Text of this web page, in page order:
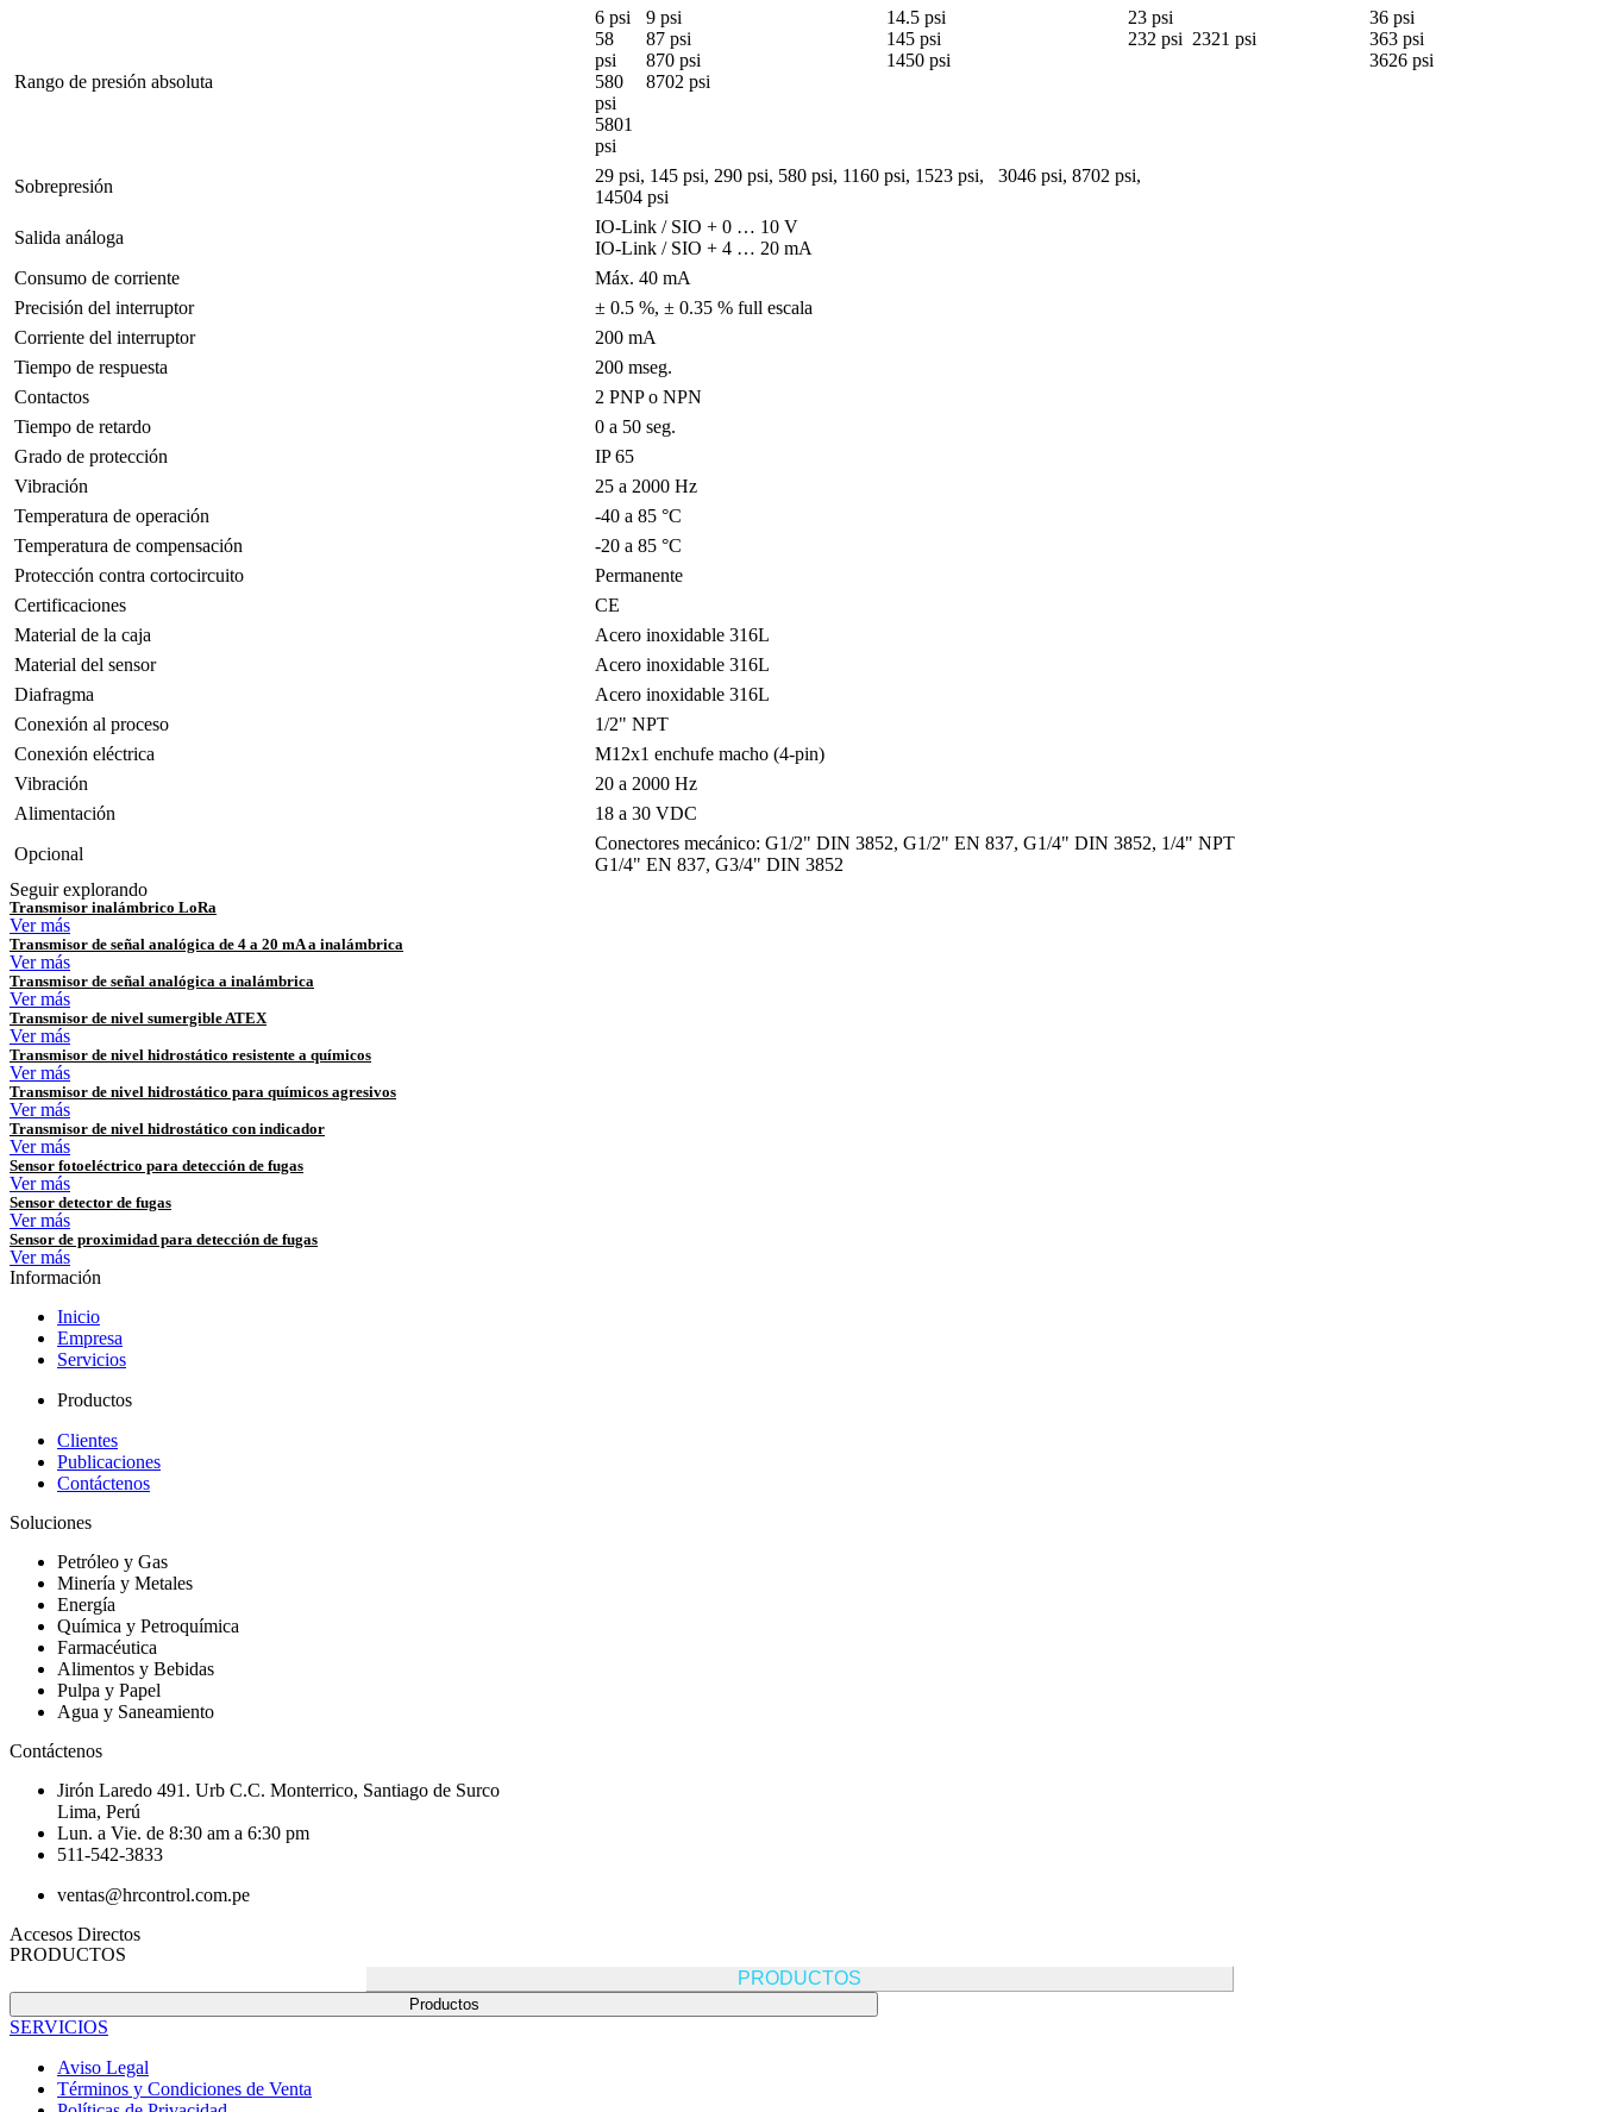
Rango de presión absoluta
6 psi
58
psi
580
psi
5801
psi
9 psi
87 psi
870 psi
8702 psi
14.5 psi
145 psi
1450 psi
23 psi
232 psi 2321 psi
36 psi
363 psi
3626 psi
Sobrepresión
29 psi, 145 psi, 290 psi, 580 psi, 1160 psi, 1523 psi, 3046 psi, 8702 psi,
14504 psi
Salida análoga
IO-Link / SIO + 0 … 10 V
IO-Link / SIO + 4 … 20 mA
Consumo de corriente
Máx. 40 mA
Precisión del interruptor
± 0.5 %, ± 0.35 % full escala
Corriente del interruptor
200 mA
Tiempo de respuesta
200 mseg.
Contactos
2 PNP o NPN
Tiempo de retardo
0 a 50 seg.
Grado de protección
IP 65
Vibración
25 a 2000 Hz
Temperatura de operación
-40 a 85 °C
Temperatura de compensación
-20 a 85 °C
Protección contra cortocircuito
Permanente
Certificaciones
CE
Material de la caja
Acero inoxidable 316L
Material del sensor
Acero inoxidable 316L
Diafragma
Acero inoxidable 316L
Conexión al proceso
1/2" NPT
Conexión eléctrica
M12x1 enchufe macho (4-pin)
Vibración
20 a 2000 Hz
Alimentación
18 a 30 VDC
Opcional
Conectores mecánico: G1/2" DIN 3852, G1/2" EN 837, G1/4" DIN 3852, 1/4" NPT
G1/4" EN 837, G3/4" DIN 3852
Seguir explorando
Transmisor inalámbrico LoRa
Ver más
Transmisor de señal analógica de 4 a 20 mA a inalámbrica
Ver más
Transmisor de señal analógica a inalámbrica
Ver más
Transmisor de nivel sumergible ATEX
Ver más
Transmisor de nivel hidrostático resistente a químicos
Ver más
Transmisor de nivel hidrostático para químicos agresivos
Ver más
Transmisor de nivel hidrostático con indicador
Ver más
Sensor fotoeléctrico para detección de fugas
Ver más
Sensor detector de fugas
Ver más
Sensor de proximidad para detección de fugas
Ver más
Información
Inicio
Empresa
Servicios
Productos
Clientes
Publicaciones
Contáctenos
Soluciones
Petróleo y Gas
Minería y Metales
Energía
Química y Petroquímica
Farmacéutica
Alimentos y Bebidas
Pulpa y Papel
Agua y Saneamiento
Contáctenos
Jirón Laredo 491. Urb C.C. Monterrico, Santiago de Surco
Lima, Perú
Lun. a Vie. de 8:30 am a 6:30 pm
511-542-3833
ventas@hrcontrol.com.pe
Accesos Directos
PRODUCTOS
PRODUCTOS
Productos
SERVICIOS
Aviso Legal
Términos y Condiciones de Venta